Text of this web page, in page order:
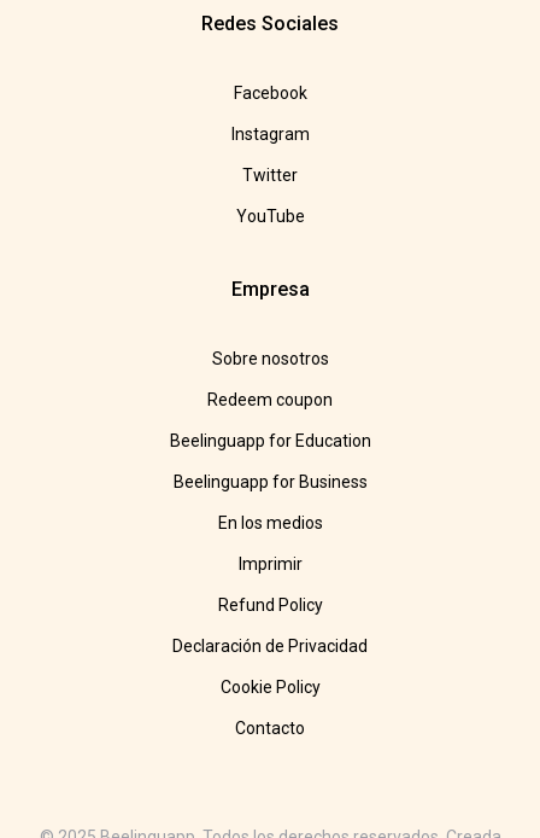
Redes Sociales
Facebook
Instagram
Twitter
YouTube
Empresa
Sobre nosotros
Redeem coupon
Beelinguapp for Education
Beelinguapp for Business
En los medios
Imprimir
Refund Policy
Declaración de Privacidad
Cookie Policy
Contacto